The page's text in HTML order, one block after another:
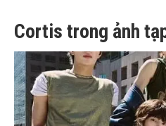
Cortis trong ảnh